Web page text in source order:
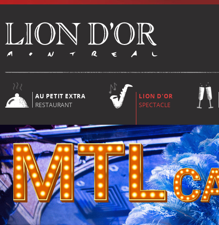
AU PETIT EXTRA
RESTAURANT
LION D'OR
SPECTACLE